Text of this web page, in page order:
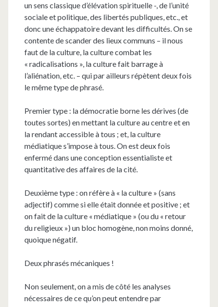
un sens classique d’élévation spirituelle -, de l’unité
sociale et politique, des libertés publiques, etc., et
donc une échappatoire devant les difficultés. On se
contente de scander des lieux communs – il nous
faut de la culture, la culture combat les
« radicalisations », la culture fait barrage à
l’aliénation, etc. – qui par ailleurs répètent deux fois
le même type de phrasé.
Premier type : la démocratie borne les dérives (de
toutes sortes) en mettant la culture au centre et en
la rendant accessible à tous ; et, la culture
médiatique s’impose à tous. On est deux fois
enfermé dans une conception essentialiste et
quantitative des affaires de la cité.
Deuxième type : on réfère à « la culture » (sans
adjectif) comme si elle était donnée et positive ; et
on fait de la culture « médiatique » (ou du « retour
du religieux ») un bloc homogène, non moins donné,
quoique négatif.
Deux phrasés mécaniques !
Non seulement, on a mis de côté les analyses
nécessaires de ce qu’on peut entendre par